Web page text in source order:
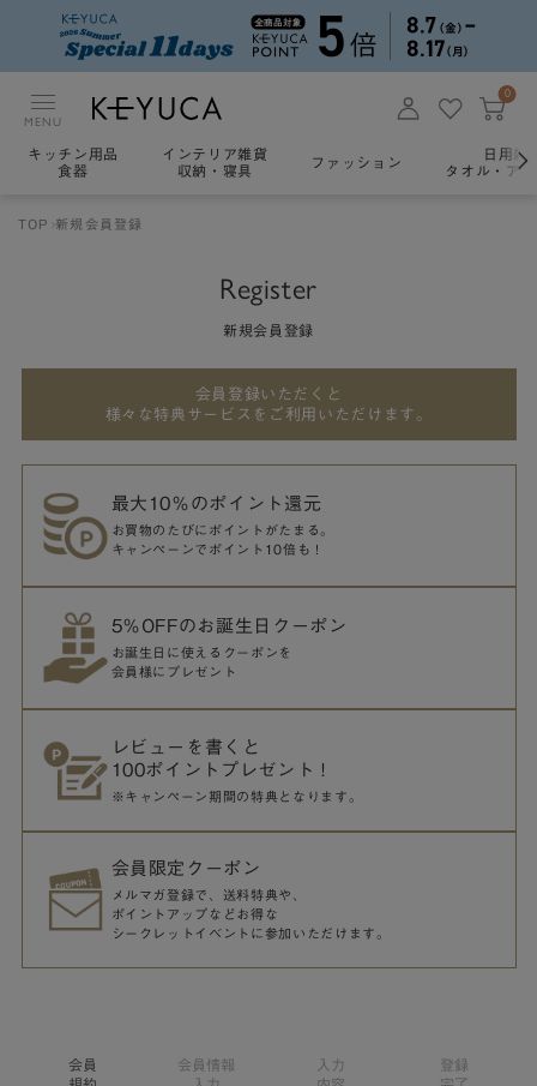
MENU
0
キッチン用品
食器
インテリア雑貨
収納・寝具
ファッション
日用雑
タオル・ア
TOP 新規会員登録
Register
新規会員登録
会員登録いただくと
様々な特典サービスをご利用いただけます。
最大10％のポイント還元
お買物のたびにポイントがたまる。
キャンペーンでポイント10倍も！
5％OFFのお誕生日クーポン
お誕生日に使えるクーポンを
会員様にプレゼント
レビューを書くと
100ポイントプレゼント！
※キャンペーン期間の特典となります。
会員限定クーポン
メルマガ登録で、送料特典や、
ポイントアップなどお得な
シークレットイベントに参加いただけます。
会員
会員情報
入力
登録